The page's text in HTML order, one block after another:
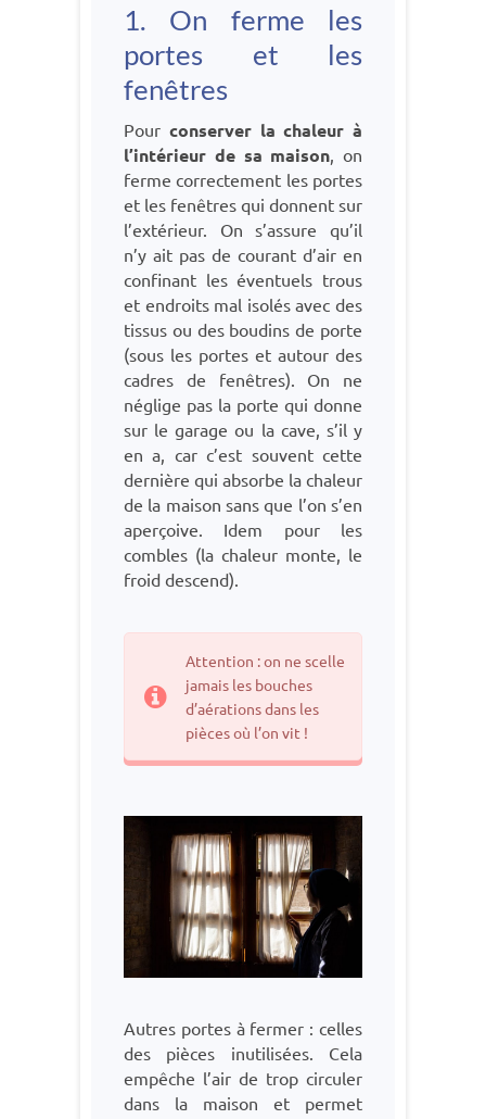
1. On ferme les
portes et les
fenêtres
Pour conserver la chaleur à
l’intérieur de sa maison , on
ferme correctement les portes
et les fenêtres qui donnent sur
l’extérieur. On s’assure qu’il
n’y ait pas de courant d’air en
confinant les éventuels trous
et endroits mal isolés avec des
tissus ou des boudins de porte
(sous les portes et autour des
cadres de fenêtres). On ne
néglige pas la porte qui donne
sur le garage ou la cave, s’il y
en a, car c’est souvent cette
dernière qui absorbe la chaleur
de la maison sans que l’on s’en
aperçoive. Idem pour les
combles (la chaleur monte, le
froid descend).
Attention : on ne scelle
jamais les bouches
d’aérations dans les
pièces où l’on vit !
Autres portes à fermer : celles
des pièces inutilisées. Cela
empêche l’air de trop circuler
dans la maison et permet